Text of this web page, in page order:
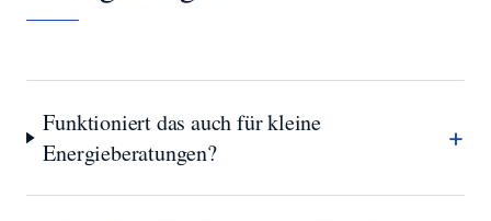
Funktioniert das auch für kleine
Energieberatungen?
+